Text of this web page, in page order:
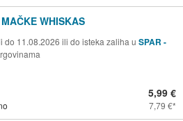
WHISKAS
do 11.08.2026 ili do isteka zaliha u SPAR -
5,99 €
7,79 €